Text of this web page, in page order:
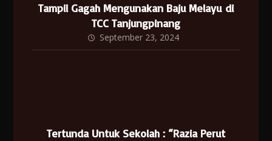
Tampil Gagah Mengunakan Baju Melayu di
TCC Tanjungpinang
September 23, 2024
Tertunda Untuk Sekolah : “Razia Perut